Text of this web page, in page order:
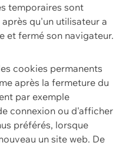
temporaires sont
qu'un utilisateur a
et fermé son navigateur.
cookies permanents
après la fermeture du
par exemple
connexion ou d'afficher
préférés, lorsque
un site web. De